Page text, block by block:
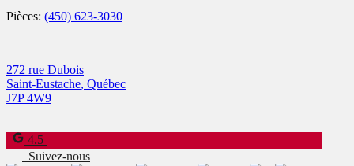
Pièces: (450) 623-3030
272 rue Dubois
Saint-Eustache, Québec
J7P 4W9
4.5
Suivez-nous